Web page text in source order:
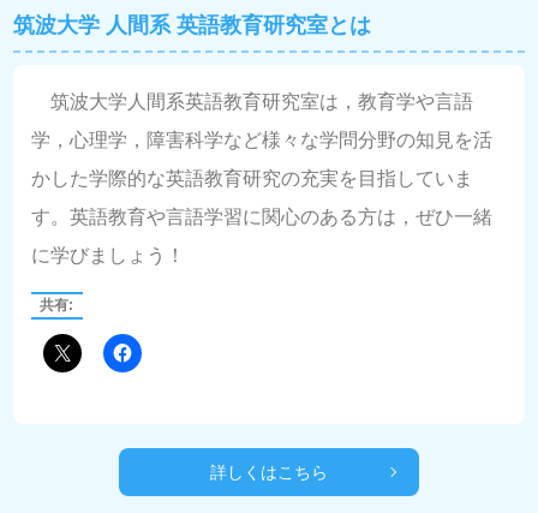
筑波大学 人間系 英語教育研究室とは
筑波大学人間系英語教育研究室は，教育学や言語
学，心理学，障害科学など様々な学問分野の知見を活
かした学際的な英語教育研究の充実を目指していま
す。英語教育や言語学習に関心のある方は，ぜひ一緒
に学びましょう！
共有:
詳しくはこちら